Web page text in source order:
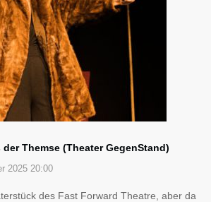
Themse (Theater GegenStand)
2025 20:00
des Fast Forward Theatre, aber da